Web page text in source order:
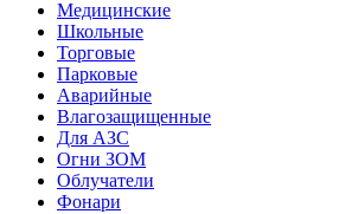
Медицинские
Школьные
Торговые
Парковые
Аварийные
Влагозащищенные
Для АЗС
Огни ЗОМ
Облучатели
Фонари